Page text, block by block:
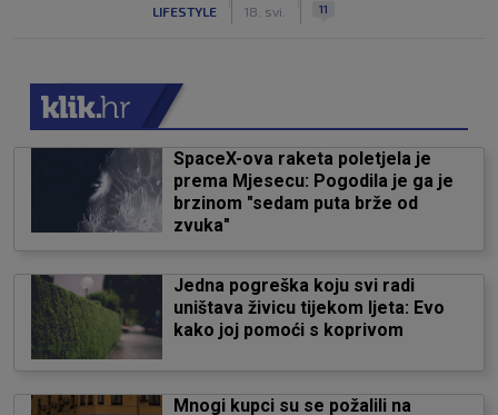
LIFESTYLE 18. svi. 11
SpaceX-ova raketa poletjela je
prema Mjesecu: Pogodila je ga je
brzinom "sedam puta brže od
zvuka"
Jedna pogreška koju svi radi
uništava živicu tijekom ljeta: Evo
kako joj pomoći s koprivom
Mnogi kupci su se požalili na